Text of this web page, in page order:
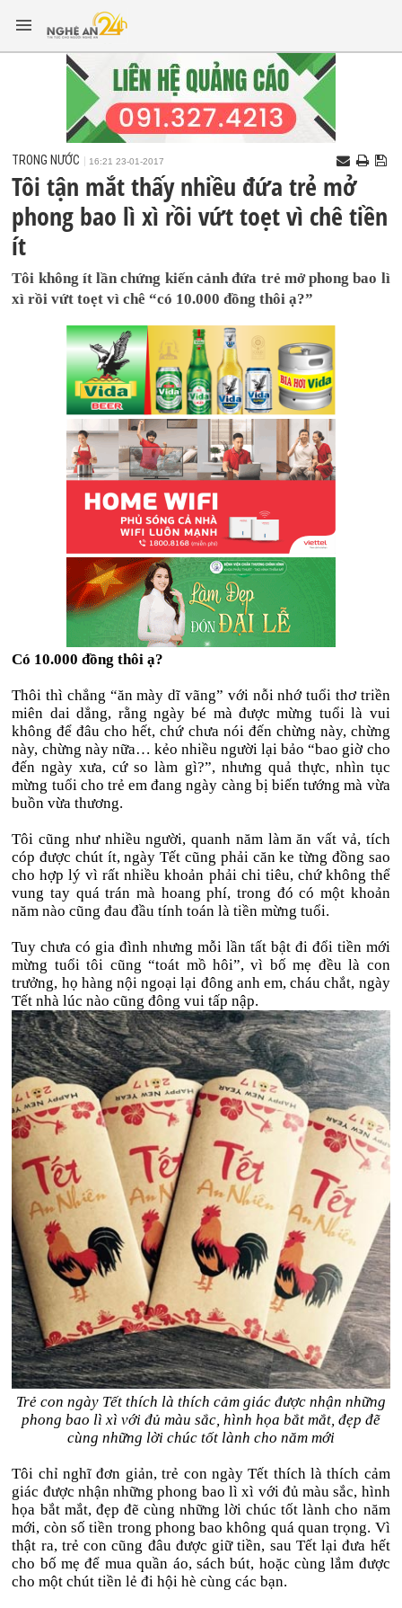
TRONG NƯỚC 16:21 23-01-2017
Tôi tận mắt thấy nhiều đứa trẻ mở
phong bao lì xì rồi vứt toẹt vì chê tiền
ít
Tôi không ít lần chứng kiến cảnh đứa trẻ mở phong bao lì
xì rồi vứt toẹt vì chê “có 10.000 đồng thôi ạ?”
Có 10.000 đồng thôi ạ?
Thôi thì chẳng “ăn mày dĩ vãng” với nỗi nhớ tuổi thơ triền
miên dai dẳng, rằng ngày bé mà được mừng tuổi là vui
không để đâu cho hết, chứ chưa nói đến chừng này, chừng
này, chừng này nữa… kẻo nhiều người lại bảo “bao giờ cho
đến ngày xưa, cứ so làm gì?”, nhưng quả thực, nhìn tục
mừng tuổi cho trẻ em đang ngày càng bị biến tướng mà vừa
buồn vừa thương.
Tôi cũng như nhiều người, quanh năm làm ăn vất vả, tích
cóp được chút ít, ngày Tết cũng phải căn ke từng đồng sao
cho hợp lý vì rất nhiều khoản phải chi tiêu, chứ không thể
vung tay quá trán mà hoang phí, trong đó có một khoản
năm nào cũng đau đầu tính toán là tiền mừng tuổi.
Tuy chưa có gia đình nhưng mỗi lần tất bật đi đổi tiền mới
mừng tuổi tôi cũng “toát mồ hôi”, vì bố mẹ đều là con
trưởng, họ hàng nội ngoại lại đông anh em, cháu chắt, ngày
Tết nhà lúc nào cũng đông vui tấp nập.
Trẻ con ngày Tết thích là thích cảm giác được nhận những
phong bao lì xì với đủ màu sắc, hình họa bắt mắt, đẹp đẽ
cùng những lời chúc tốt lành cho năm mới
Tôi chỉ nghĩ đơn giản, trẻ con ngày Tết thích là thích cảm
giác được nhận những phong bao lì xì với đủ màu sắc, hình
họa bắt mắt, đẹp đẽ cùng những lời chúc tốt lành cho năm
mới, còn số tiền trong phong bao không quá quan trọng. Vì
thật ra, trẻ con cũng đâu được giữ tiền, sau Tết lại đưa hết
cho bố mẹ để mua quần áo, sách bút, hoặc cùng lắm được
cho một chút tiền lẻ đi hội hè cùng các bạn.